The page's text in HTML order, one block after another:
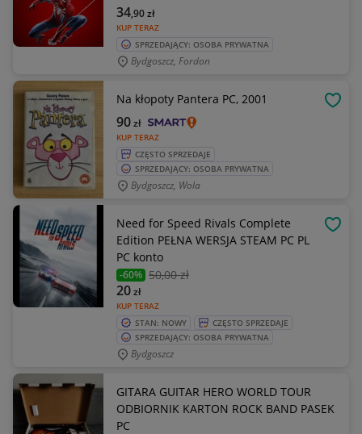
KUP TERAZ
34,90zł
SPRZEDAJĄCY: OSOBA PRYWATNA
Bydgoszcz, Fordon
Na kłopoty Pantera PC, 2001
KUP TERAZ
90zł
CZĘSTO SPRZEDAJE
SPRZEDAJĄCY: OSOBA PRYWATNA
Bydgoszcz, Wola
Need for Speed Rivals Complete
Edition PEŁNA WERSJA STEAM PC PL
PC konto
-60% 50,00 zł
KUP TERAZ
20zł
STAN: NOWY
CZĘSTO SPRZEDAJE
SPRZEDAJĄCY: OSOBA PRYWATNA
Bydgoszcz
GITARA GUITAR HERO WORLD TOUR
ODBIORNIK KARTON ROCK BAND PASEK
PC